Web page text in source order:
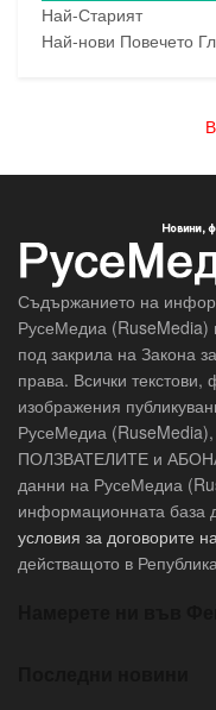
Най-Старият
Най-нови Повечето
Съдържанието на
РусеМедиа (RuseMedia)
под закрила на Закона
права. Всички
изображения
РусеМедиа (RuseMedia),
ПОЛЗВАТЕЛИТЕ и
данни на РусеМедиа
информационната база
условия за договорите
действащото в